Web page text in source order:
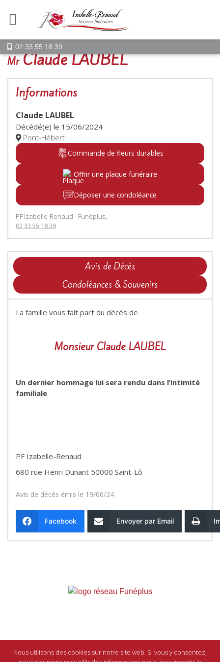
02 33 55 18 39
MrClaude LAUBEL
Informations
Claude LAUBEL
Décédé(e) le 15/06/2024
Pont-Hébert
Commande de fleurs durables
Offrir une plaque funéraire
Déposer une condoléance
PF Izabelle-Renaud - Funéplus,
02 33 55 18 39
Avis de Décès
Condoléances & Souvenirs
La famille vous fait part du décès de
Monsieur Claude LAUBEL
Un dernier hommage lui sera rendu dans l’intimité
familiale
PF Izabelle-Renaud
680 rue Henri Dunant 50000 Saint-Lô
Avis de décès émis le 19/06/24
Facebook Envoyer par Email
au réseauFunéplus
Nous utilisons des cookies sur notre site web. Si vous y consentez,